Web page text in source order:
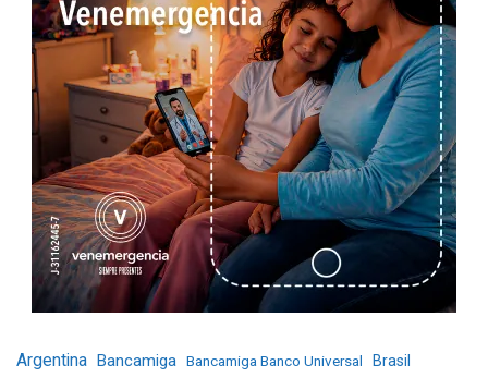
Argentina Bancamiga Bancamiga Banco Universal Brasil